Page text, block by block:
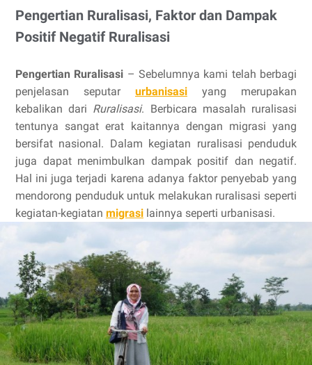
Pengertian Ruralisasi, Faktor dan Dampak
Positif Negatif Ruralisasi
Pengertian Ruralisasi – Sebelumnya kami telah berbagi
penjelasan seputar urbanisasi yang merupakan
kebalikan dari Ruralisasi. Berbicara masalah ruralisasi
tentunya sangat erat kaitannya dengan migrasi yang
bersifat nasional. Dalam kegiatan ruralisasi penduduk
juga dapat menimbulkan dampak positif dan negatif.
Hal ini juga terjadi karena adanya faktor penyebab yang
mendorong penduduk untuk melakukan ruralisasi seperti
kegiatan-kegiatan migrasi lainnya seperti urbanisasi.